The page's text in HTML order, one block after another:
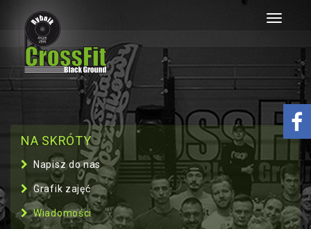
Toggle
NA SKRÓTY
Napisz do nas
Grafik zajęć
Wiadomości